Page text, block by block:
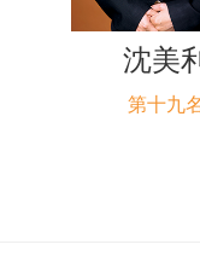
沈美
第十九